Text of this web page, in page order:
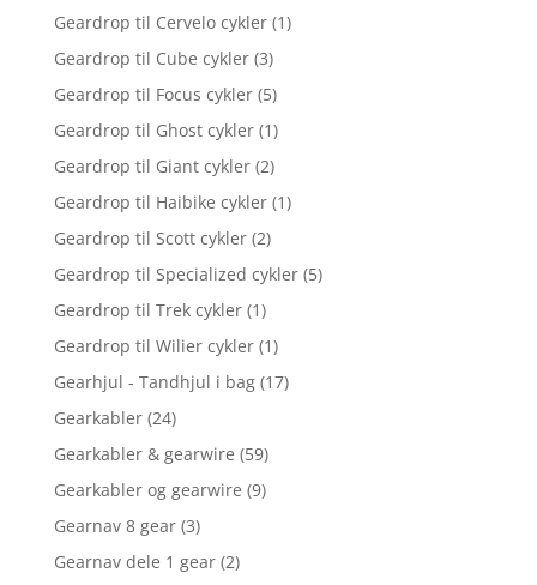
Geardrop til Cervelo cykler (1)
Geardrop til Cube cykler (3)
Geardrop til Focus cykler (5)
Geardrop til Ghost cykler (1)
Geardrop til Giant cykler (2)
Geardrop til Haibike cykler (1)
Geardrop til Scott cykler (2)
Geardrop til Specialized cykler (5)
Geardrop til Trek cykler (1)
Geardrop til Wilier cykler (1)
Gearhjul - Tandhjul i bag (17)
Gearkabler (24)
Gearkabler & gearwire (59)
Gearkabler og gearwire (9)
Gearnav 8 gear (3)
Gearnav dele 1 gear (2)